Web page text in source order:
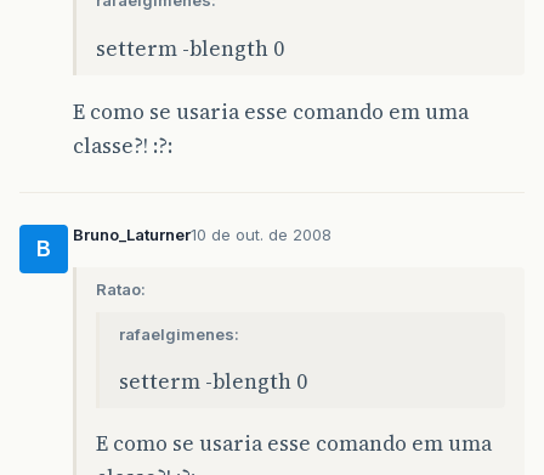
setterm -blength 0
E como se usaria esse comando em uma
classe?! :?:
B
Bruno_Laturner10 de out. de 2008
Ratao:
rafaelgimenes:
setterm -blength 0
E como se usaria esse comando em uma